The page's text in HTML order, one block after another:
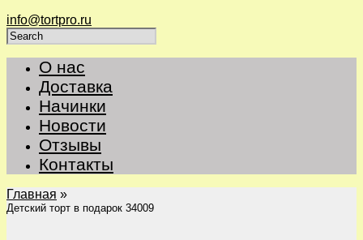
info@tortpro.ru
О нас
Доставка
Начинки
Новости
Отзывы
Контакты
Главная »
Детский торт в подарок 34009